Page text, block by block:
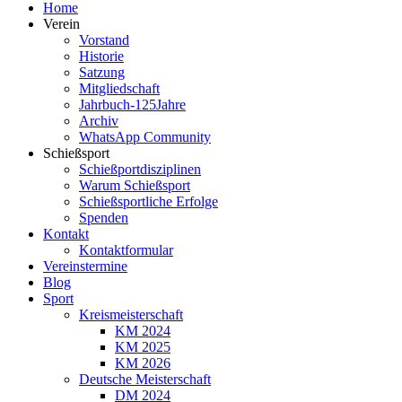
Home
Verein
Vorstand
Historie
Satzung
Mitgliedschaft
Jahrbuch-125Jahre
Archiv
WhatsApp Community
Schießsport
Schießportdisziplinen
Warum Schießsport
Schießsportliche Erfolge
Spenden
Kontakt
Kontaktformular
Vereinstermine
Blog
Sport
Kreismeisterschaft
KM 2024
KM 2025
KM 2026
Deutsche Meisterschaft
DM 2024